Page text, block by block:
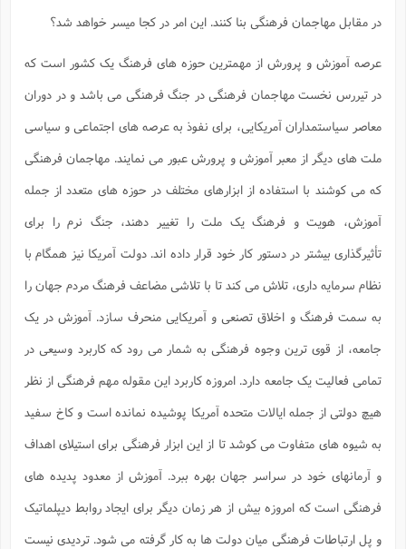
در مقابل مهاجمان فرهنگی بنا کنند. این امر در کجا میسر خواهد شد؟
عرصه آموزش و پرورش از مهمترین حوزه های فرهنگ یک کشور است که
در تیررس نخست مهاجمان فرهنگی در جنگ فرهنگی می باشد و در دوران
معاصر سیاستمداران آمریکایی، برای نفوذ به عرصه های اجتماعی و سیاسی
ملت های دیگر از معبر آموزش و پرورش عبور می نمایند. مهاجمان فرهنگی
که می کوشند با استفاده از ابزارهای مختلف در حوزه های متعدد از جمله
آموزش، هویت و فرهنگ یک ملت را تغییر دهند، جنگ نرم را برای
تأثیرگذاری بیشتر در دستور کار خود قرار داده اند. دولت آمریکا نیز همگام با
نظام سرمایه داری، تلاش می کند تا با تلاشی مضاعف فرهنگ مردم جهان را
به سمت فرهنگ و اخلاق تصنعی و آمریکایی منحرف سازد. آموزش در یک
جامعه، از قوی ترین وجوه فرهنگی به شمار می رود که کاربرد وسیعی در
تمامی فعالیت یک جامعه دارد. امروزه کاربرد این مقوله مهم فرهنگی از نظر
هیچ دولتی از جمله ایالات متحده آمریکا پوشیده نمانده است و کاخ سفید
به شیوه های متفاوت می کوشد تا از این ابزار فرهنگی برای استیلای اهداف
و آرمانهای خود در سراسر جهان بهره ببرد. آموزش از معدود پدیده های
فرهنگی است که امروزه بیش از هر زمان دیگر برای ایجاد روابط دیپلماتیک
و پل ارتباطات فرهنگی میان دولت ها به کار گرفته می شود. تردیدی نیست